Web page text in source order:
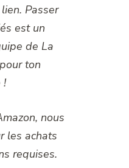
Passer
est un
de La
ton
!
nous
les achats
requises.